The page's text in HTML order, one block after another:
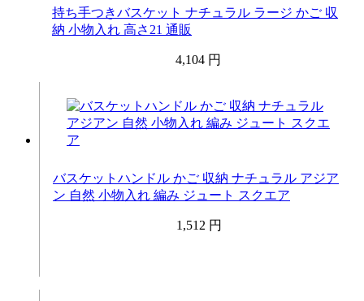
持ち手つきバスケット ナチュラル ラージ かご 収
納 小物入れ 高さ21 通販
4,104 円
バスケットハンドル かご 収納 ナチュラル アジア
ン 自然 小物入れ 編み ジュート スクエア
1,512 円